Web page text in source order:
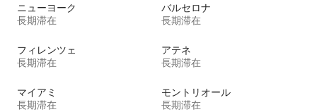
ニューヨーク
長期滞在
バルセロナ
長期滞在
フィレンツェ
長期滞在
アテネ
長期滞在
マイアミ
長期滞在
モントリオール
長期滞在